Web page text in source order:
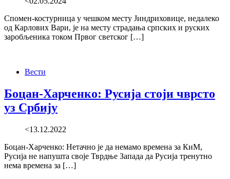
Спомен-костурница у чешком месту Јиндриховице, недалеко
од Карлових Вари, је на месту страдања српских и руских
заробљеника током Првог светског […]
Вести
Боцан-Харченко: Русија стоји чврсто
уз Србију
<13.12.2022
Боцан-Харченко: Нетачно је да немамо времена за КиМ,
Русија не напушта своје Тврдње Запада да Русија тренутно
нема времена за […]